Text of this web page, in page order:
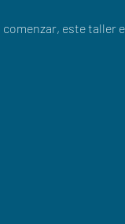
este taller